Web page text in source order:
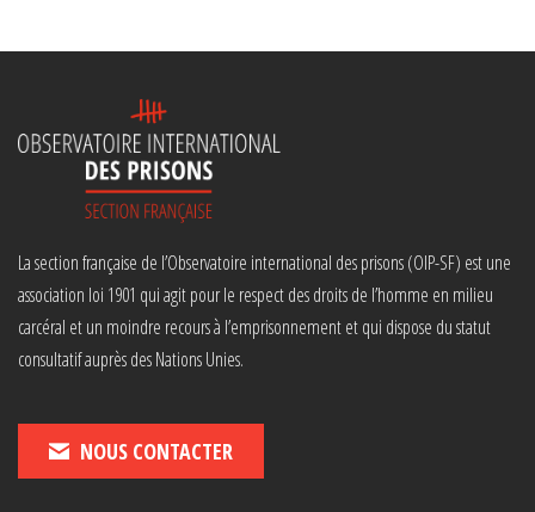
La section française de l’Observatoire international des prisons (OIP-SF) est une
association loi 1901 qui agit pour le respect des droits de l’homme en milieu
carcéral et un moindre recours à l’emprisonnement et qui dispose du statut
consultatif auprès des Nations Unies.
NOUS CONTACTER